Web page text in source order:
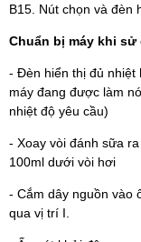
B15. Nút chọn và đèn
Chuẩn bị máy khi
- Đèn hiển thị đủ nhiệt
máy đang được làm
nhiệt độ yêu cầu)
- Xoay vòi đánh sữa
100ml dưới vòi hơi
- Cắm dây nguồn vào
qua vị trí I.